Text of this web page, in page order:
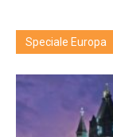
Speciale Europa